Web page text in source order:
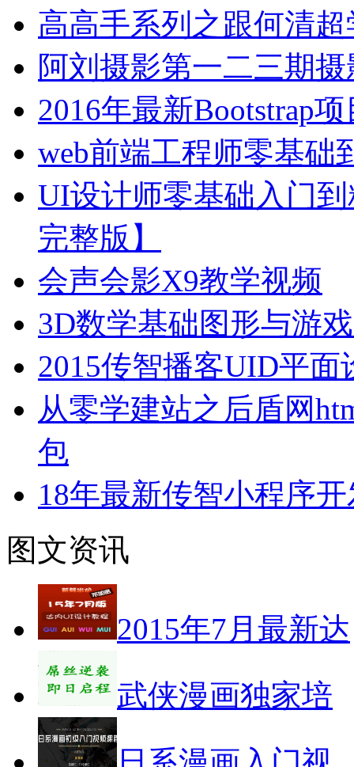
高高手系列之跟何清
阿刘摄影第一二三期
2016年最新Bootstrap
web前端工程师零基础
UI设计师零基础入门
完整版】
会声会影X9教学视频
3D数学基础图形与游
2015传智播客UID平
从零学建站之后盾网
包
18年最新传智小程序
图文资讯
2015年7月最新达
武侠漫画独家培